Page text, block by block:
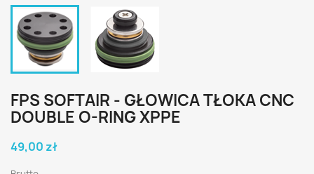
FPS SOFTAIR - GŁOWICA TŁOKA CNC
DOUBLE O-RING XPPE
49,00 zł